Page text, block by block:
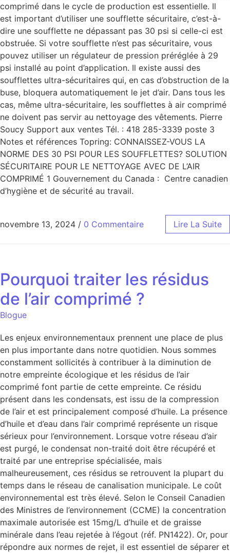
comprimé dans le cycle de production est essentielle. Il
est important d’utiliser une soufflette sécuritaire, c’est-à-
dire une soufflette ne dépassant pas 30 psi si celle-ci est
obstruée. Si votre soufflette n’est pas sécuritaire, vous
pouvez utiliser un régulateur de pression préréglée à 29
psi installé au point d’application. Il existe aussi des
soufflettes ultra-sécuritaires qui, en cas d’obstruction de la
buse, bloquera automatiquement le jet d’air. Dans tous les
cas, même ultra-sécuritaire, les soufflettes à air comprimé
ne doivent pas servir au nettoyage des vêtements. Pierre
Soucy Support aux ventes Tél. : 418 285-3339 poste 3
Notes et références Topring: CONNAISSEZ-VOUS LA
NORME DES 30 PSI POUR LES SOUFFLETTES? SOLUTION
SÉCURITAIRE POUR LE NETTOYAGE AVEC DE L’AIR
COMPRIMÉ 1 Gouvernement du Canada : Centre canadien
d’hygiène et de sécurité au travail.
novembre 13, 2024 / 0 Commentaire Lire La Suite
Pourquoi traiter les résidus
de l’air comprimé ?
Blogue
Les enjeux environnementaux prennent une place de plus
en plus importante dans notre quotidien. Nous sommes
constamment sollicités à contribuer à la diminution de
notre empreinte écologique et les résidus de l’air
comprimé font partie de cette empreinte. Ce résidu
présent dans les condensats, est issu de la compression
de l’air et est principalement composé d’huile. La présence
d’huile et d’eau dans l’air comprimé représente un risque
sérieux pour l’environnement. Lorsque votre réseau d’air
est purgé, le condensat non-traité doit être récupéré et
traité par une entreprise spécialisée, mais
malheureusement, ces résidus se retrouvent la plupart du
temps dans le réseau de canalisation municipale. Le coût
environnemental est très élevé. Selon le Conseil Canadien
des Ministres de l’environnement (CCME) la concentration
maximale autorisée est 15mg/L d’huile et de graisse
minérale dans l’eau rejetée à l’égout (réf. PN1422). Or, pour
répondre aux normes de rejet, il est essentiel de séparer et